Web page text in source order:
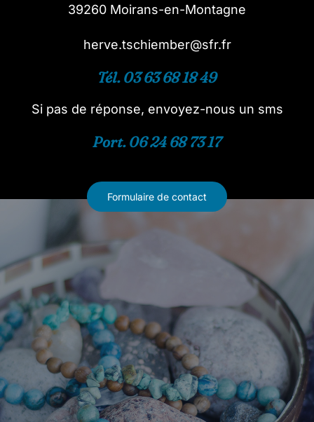
39260 Moirans-en-Montagne
herve.tschiember@sfr.fr
Tél. 03 63 68 18 49
Si pas de réponse, envoyez-nous un sms
Port. 06 24 68 73 17
Formulaire de contact